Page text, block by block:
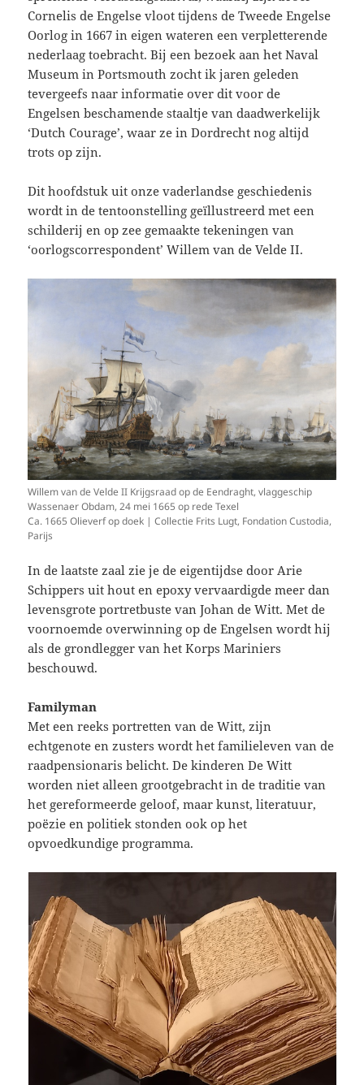
Cornelis de Engelse vloot tijdens de Tweede Engelse
Oorlog in 1667 in eigen wateren een verpletterende
nederlaag toebracht. Bij een bezoek aan het Naval
Museum in Portsmouth zocht ik jaren geleden
tevergeefs naar informatie over dit voor de
Engelsen beschamende staaltje van daadwerkelijk
‘Dutch Courage’, waar ze in Dordrecht nog altijd
trots op zijn.
Dit hoofdstuk uit onze vaderlandse geschiedenis
wordt in de tentoonstelling geïllustreerd met een
schilderij en op zee gemaakte tekeningen van
‘oorlogscorrespondent’ Willem van de Velde II.
Willem van de Velde II Krijgsraad op de Eendraght, vlaggeschip
Wassenaer Obdam, 24 mei 1665 op rede Texel
Ca. 1665 Olieverf op doek | Collectie Frits Lugt, Fondation Custodia,
Parijs
In de laatste zaal zie je de eigentijdse door Arie
Schippers uit hout en epoxy vervaardigde meer dan
levensgrote portretbuste van Johan de Witt. Met de
voornoemde overwinning op de Engelsen wordt hij
als de grondlegger van het Korps Mariniers
beschouwd.
Familyman
Met een reeks portretten van de Witt, zijn
echtgenote en zusters wordt het familieleven van de
raadpensionaris belicht. De kinderen De Witt
worden niet alleen grootgebracht in de traditie van
het gereformeerde geloof, maar kunst, literatuur,
poëzie en politiek stonden ook op het
opvoedkundige programma.